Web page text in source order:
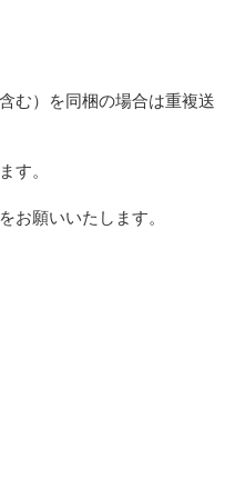
む）を同梱の場合は重複送
す。
お願いいたします。